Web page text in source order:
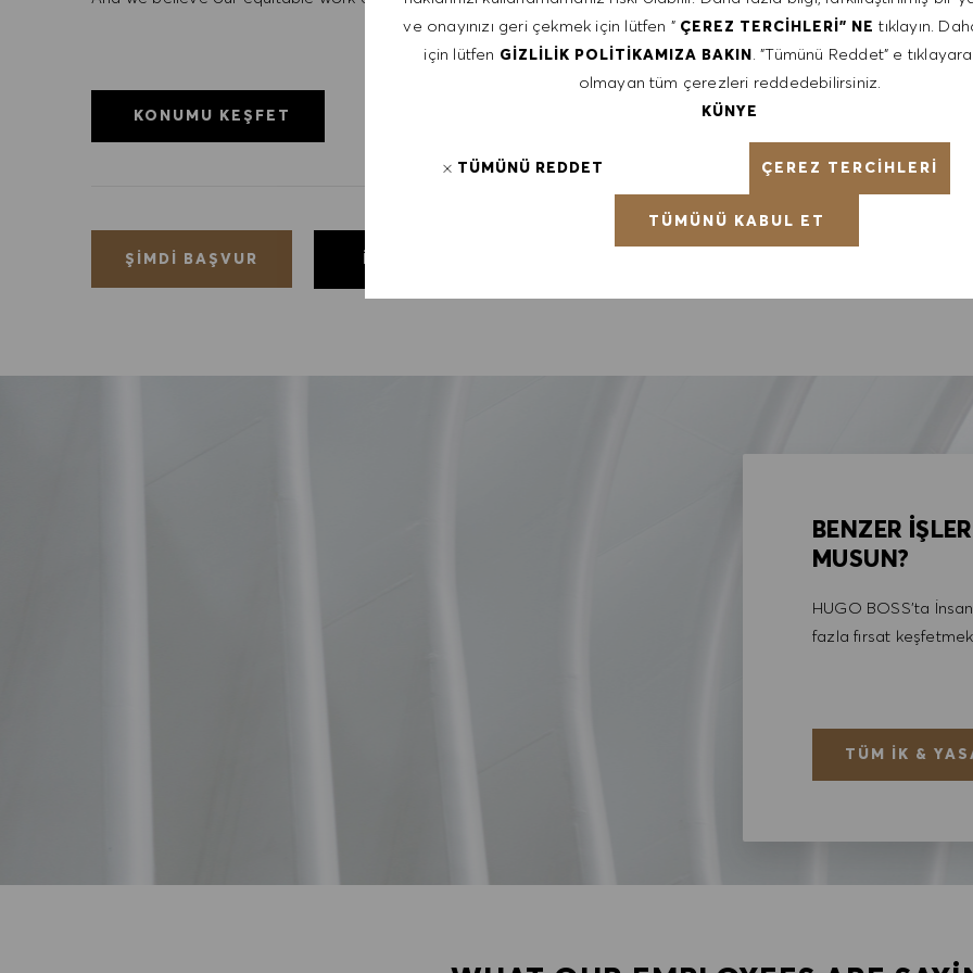
ve onayınızı geri çekmek için lütfen " ÇEREZ TERCIHLERI" NE tıklayın.
için lütfen GIZLILIK POLITIKAMIZA BAKIN. "Tümünü Reddet" e
olmayan tüm çerezleri reddedebilirsiniz.
KÜNYE
ÇEREZ TERCIHLERI
TÜMÜNÜ REDDET
TÜMÜNÜ KABUL ET
KONUMU KEŞFET
ŞIMDI BAŞVUR İŞI KAYDET
BENZER
MUSUN?
HUGO BOSS'ta
fazla fırsat
TÜM İK &